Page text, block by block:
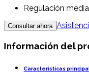
Regulación
Consultar ahora
Información del
Características